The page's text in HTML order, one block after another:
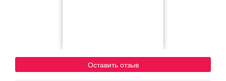
Оставить отзыв